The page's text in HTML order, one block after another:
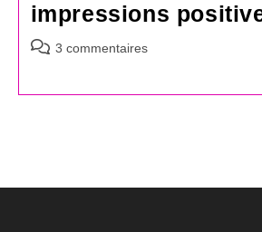
impressions
Commentaires
3 commentaires